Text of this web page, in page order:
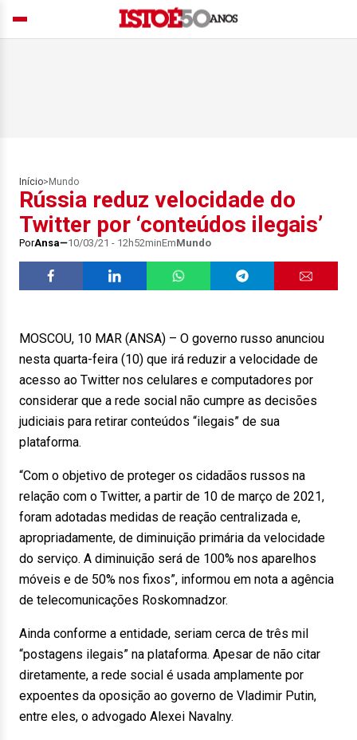
Início> Mundo
Rússia reduz velocidade do
Twitter por ‘conteúdos ilegais’
PorAnsa 10/03/21 - 12h52minEmMundo
MOSCOU, 10 MAR (ANSA) – O governo russo anunciou
nesta quarta-feira (10) que irá reduzir a velocidade de
acesso ao Twitter nos celulares e computadores por
considerar que a rede social não cumpre as decisões
judiciais para retirar conteúdos “ilegais” de sua
plataforma.
“Com o objetivo de proteger os cidadãos russos na
relação com o Twitter, a partir de 10 de março de 2021,
foram adotadas medidas de reação centralizada e,
apropriadamente, de diminuição primária da velocidade
do serviço. A diminuição será de 100% nos aparelhos
móveis e de 50% nos fixos”, informou em nota a agência
de telecomunicações Roskomnadzor.
Ainda conforme a entidade, seriam cerca de três mil
“postagens ilegais” na plataforma. Apesar de não citar
diretamente, a rede social é usada amplamente por
expoentes da oposição ao governo de Vladimir Putin,
entre eles, o advogado Alexei Navalny.